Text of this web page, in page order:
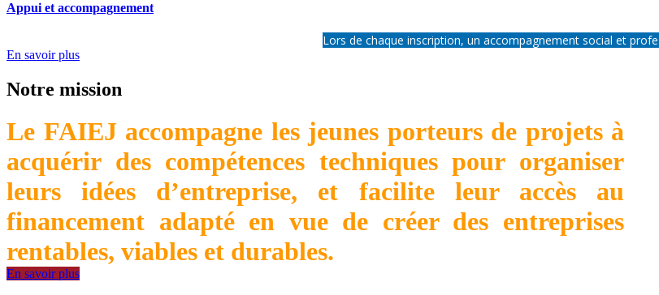
Appui et accompagnement
Lors de chaque inscription, un accompagnement social et
En savoir plus
Notre mission
Le FAIEJ accompagne les jeunes porteurs de projets à
acquérir des compétences techniques pour organiser
leurs idées d’entreprise, et facilite leur accès au
financement adapté en vue de créer des entreprises
rentables, viables et durables.
En savoir plus